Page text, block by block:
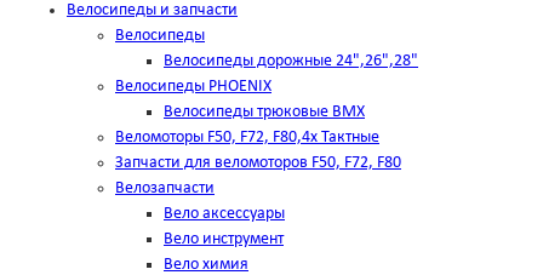
Велосипеды и запчасти
Велосипеды
Велосипеды дорожные 24",26",28"
Велосипеды PHOENIX
Велосипеды трюковые BMX
Веломоторы F50, F72, F80,4х Тактные
Запчасти для веломоторов F50, F72, F80
Велозапчасти
Вело аксессуары
Вело инструмент
Вело химия